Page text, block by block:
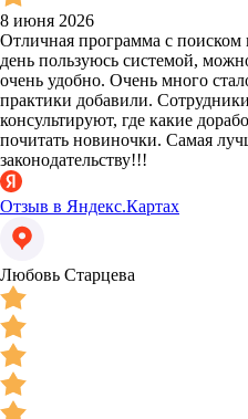
8 июня 2026
Отличная программа с
день пользуюсь системой,
очень удобно. Очень много
практики добавили.
консультируют, где какие
почитать новиночки. Самая
законодательству!!!
Отзыв в Яндекс.Картах
Любовь Старцева